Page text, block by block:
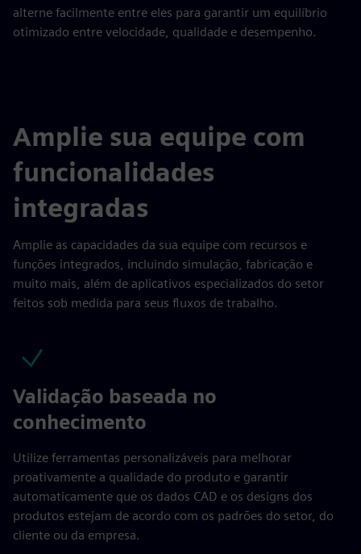
alterne facilmente entre eles para garantir um equilíbrio
otimizado entre velocidade, qualidade e desempenho.
Amplie sua equipe com
funcionalidades
integradas
Amplie as capacidades da sua equipe com recursos e
funções integrados, incluindo simulação, fabricação e
muito mais, além de aplicativos especializados do setor
feitos sob medida para seus fluxos de trabalho.
Validação baseada no
conhecimento
Utilize ferramentas personalizáveis para melhorar
proativamente a qualidade do produto e garantir
automaticamente que os dados CAD e os designs dos
produtos estejam de acordo com os padrões do setor, do
cliente ou da empresa.